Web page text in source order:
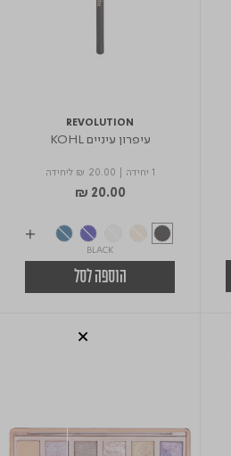
REVOLUTION
עיפרון עיניים KOHL
1 יחידה ₪ 20.00 ליחידה
₪ 20.00
BLACK
הוספה לסל